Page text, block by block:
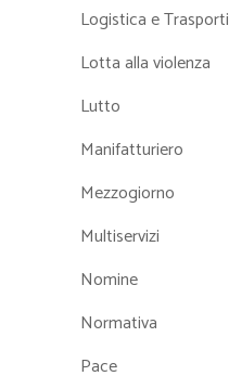
Logistica e Trasporti
Lotta alla violenza
Lutto
Manifatturiero
Mezzogiorno
Multiservizi
Nomine
Normativa
Pace